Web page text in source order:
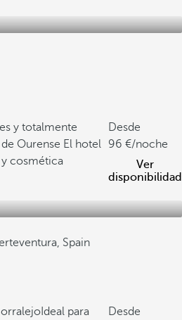
y totalmente
Ourense El hotel
cosmética
Desde
96
/noche
Ver
disponibilidad
Spain
Ideal para
Desde